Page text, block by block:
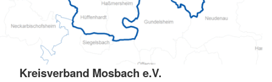
Kreisverband Mosbach e.V.